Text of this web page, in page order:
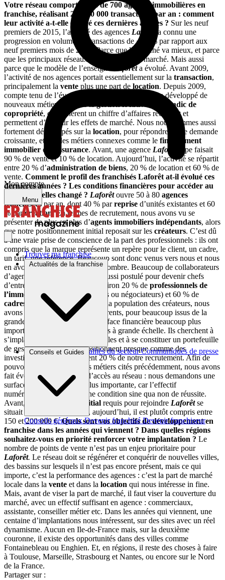
Mon compte
Menu
Trouver ma franchise
Actualités de la franchise
Brèves et actus Actualités du secteur Communiqués de presse
Conseils et Guides
Conseils généraux Devenir franchisé Devenir franchiseur
Votre réseau comporte près de 700 agences immobilières en
franchise, réalisant 25 à 30 000 transactions par an : comment
leur activité a-t-elle évolué ces dernières années ? Sur les neuf
premiers de 2015, l’activité des agences Laforêt a connu une
progression en volume de transactions de +10 % par rapport aux
neuf premiers mois de 2014. Parce que le marché va mieux, et parce
que les principaux réseaux surperforment le marché. Mais aussi
parce que le modèle de l’enseigne
Laforêt a évolué. Avant 2009,
l’activité de nos agences portait essentiellement sur la transaction,
principalement la vente plus une part de location. Depuis 2009,
compte tenu de l’évolution du marché, nous avons développé de
nouveaux métiers, comme lagestion locative
syndic de
copropriété, qui génèrent un chiffre d’affaires récurrent et
permettent d’amortir les effets de marché. Nous nous sommes aussi
fortement développés sur la location, pour répondre à une demande
croissante, et sur des métiers connexes comme le financement
immobilier et l’ assurance. Avant, une agence Laforêt
type faisait
90 % de vente et 10 % de location. Aujourd’hui, l’activité se répartit
entre 20 % d’administration de biens, 20 % de location et 60 % de
vente. Comment le profil des franchisés Laforêt at-il évolué ces
dernières années ? Les conditions financières pour accéder au
réseau ont-elles changé ? Laforêtouvre 50 à 80 agences
franchiséespar an, dont 40 % parreprise d’unités existantes et 60
% par création . En termes de recrutement, nous avons vu se
présenter de plus en plus d’agents immobiliers indépendants, alors
que notre positionnement initial reposait sur les créateurs. C’est dû
à une vraie prise de conscience de la part des professionnels : ils ont
compris que la marque représente un repère pour le client, un cadre,
un tarif, une référence. Beaucoup sont donc venus vers nous et nous
en avons transformé un certain nombre. Beaucoup de collaborateurs
d’agence, de commerciaux ont aussi postulé pour devenir chefs
d’entreprise. Nous recrutons environ 20 % de professionnels de
l’immobilier(agents immobiliers ou négociateurs) et 60 % de
cadres en reconversion . Parmi la population des créateurs, nous
avons vu arriver des profils différents, pour beaucoup issus de la
grande distribution, avec une surface financière beaucoup plus
importante qu’avant et des projets à grande échelle. Ils cherchent à
s’implanter sur trois ou quatre villes et à se constituer un portefeuille
de gestion locative, et se positionnent presque comme des
investisseurs : ils représentent 20 % de notre recrutement. Afin de
pouvoir développer tous les métiers cités précédemment, nous avons
fait évoluer les conditions d’accès au réseau : nous demandons une
surface financière un peu plus importante, car l’effectif
numérique en agence est une condition sine qua non de réussite.
Avant, l’
investissement initial requis pour rejoindre Laforêtse
situait autour de 100 000 €, aujourd’hui, il est plutôt compris entre
150 et 200 000 €.Quels sont vos objectifs de développement en
franchise dans les années qui viennent ? Dans quelles régions
souhaitez-vous en priorité renforcer votre implantation ? Le
nombre de points de vente n’est pas un enjeu prioritaire pour
Laforêt. Le réseau doit se régénérer et conquérir de nouvelles villes,
des bassins sur lesquels il n’est pas encore présent, mais ce qui
importe, c’est la performance des agences : c’est la part de marché
locale dans la vente et dans la location qui nous intéresse in fine.
Mais, avant de viser la part de marché, il faut viser la couverture du
marché, avec un effectif suffisant en agence : commerciaux,
assistante, conseiller métier etc. Dans les années qui viennent, une
centaine d’implantations nous intéressent, sur des sites avec un réel
dynamisme. Aucun en Ile-de-France mais, sur la deuxième
couronne, il existe des opportunités dans des villes comme
Fontainebleau ou Enghien. Et, en régions, il reste des choses à faire
à Toulouse, Marseille, Strasbourg et Nantes, ou encore sur le Nord
de la France.
Partager sur :